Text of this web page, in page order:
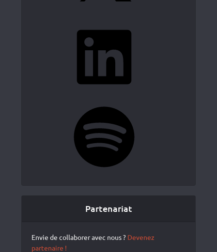
Partenariat
Envie de collaborer avec nous ? Devenez
partenaire !